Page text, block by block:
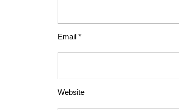
Email *
Website